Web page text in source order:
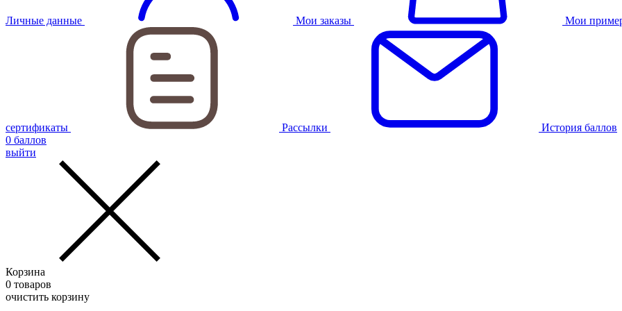
Личные данные Мои заказы Мои
сертификаты Рассылки
История баллов
0 баллов
выйти
Корзина
0 товаров
очистить корзину